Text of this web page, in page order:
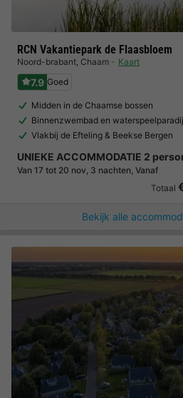
RCN Vakantiepark de Flaasbloem
Noord-brabant, Chaam Kaart
7.9 Goed
Midden in de Chaamse bossen
Binnenzwembad en
Vlakbij de Efteling & Beekse Bergen
UNIEKE ACCOMMODATIE 2
Van 17 tot 20 nov, 3 nachten, Vanaf
Totaal
Bekijk alle